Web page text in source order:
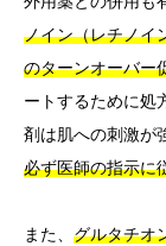
ノイン（レチノイ
のターンオーバー
ートするために処
剤は肌への刺激が
必ず医師の指示に
また、 グルタチオ